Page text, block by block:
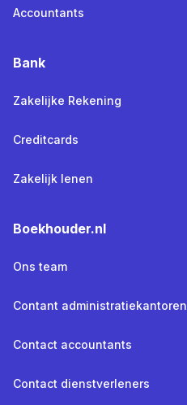
Accountants
Bank
Zakelijke Rekening
Creditcards
Zakelijk lenen
Boekhouder.nl
Ons team
Contant administratiekantoren
Contact accountants
Contact dienstverleners